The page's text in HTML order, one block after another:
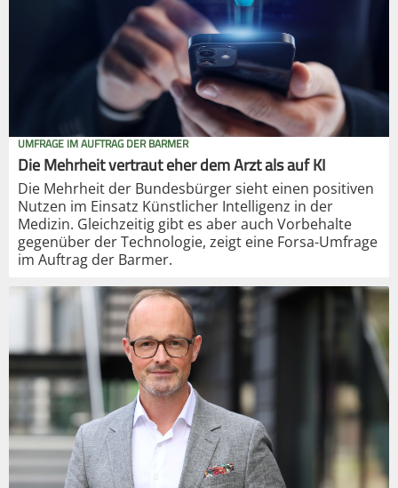
UMFRAGE IM AUFTRAG DER BARMER
Die Mehrheit vertraut eher dem Arzt als auf KI
Die Mehrheit der Bundesbürger sieht einen positiven
Nutzen im Einsatz Künstlicher Intelligenz in der
Medizin. Gleichzeitig gibt es aber auch Vorbehalte
gegenüber der Technologie, zeigt eine Forsa-Umfrage
im Auftrag der Barmer.